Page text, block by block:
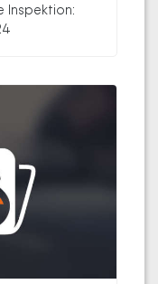
Inspektion: